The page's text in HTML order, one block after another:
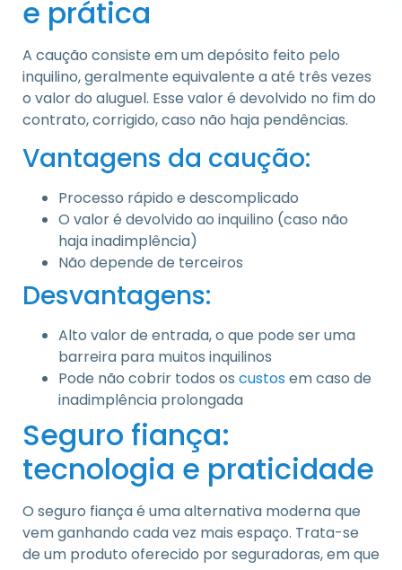
e prática
A caução consiste em um depósito feito pelo
inquilino, geralmente equivalente a até três vezes
o valor do aluguel. Esse valor é devolvido no fim do
contrato, corrigido, caso não haja pendências.
Vantagens da caução:
Processo rápido e descomplicado
O valor é devolvido ao inquilino (caso não
haja inadimplência)
Não depende de terceiros
Desvantagens:
Alto valor de entrada, o que pode ser uma
barreira para muitos inquilinos
Pode não cobrir todos os custosem caso de
inadimplência prolongada
Seguro fiança:
tecnologia e praticidade
O seguro fiança é uma alternativa moderna que
vem ganhando cada vez mais espaço. Trata-se
de um produto oferecido por seguradoras, em que